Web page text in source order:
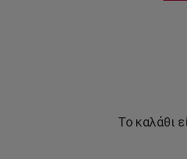
Το καλάθι